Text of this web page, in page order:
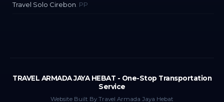
Travel Solo Cirebon . PP
TRAVEL ARMADA JAYA HEBAT - One-Stop Transportation
Service
Website Built By Travel Armada Jaya Hebat